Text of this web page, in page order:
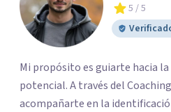
5 / 5
Mi propósito es guiarte hacia
potencial. A través del
acompañarte en la